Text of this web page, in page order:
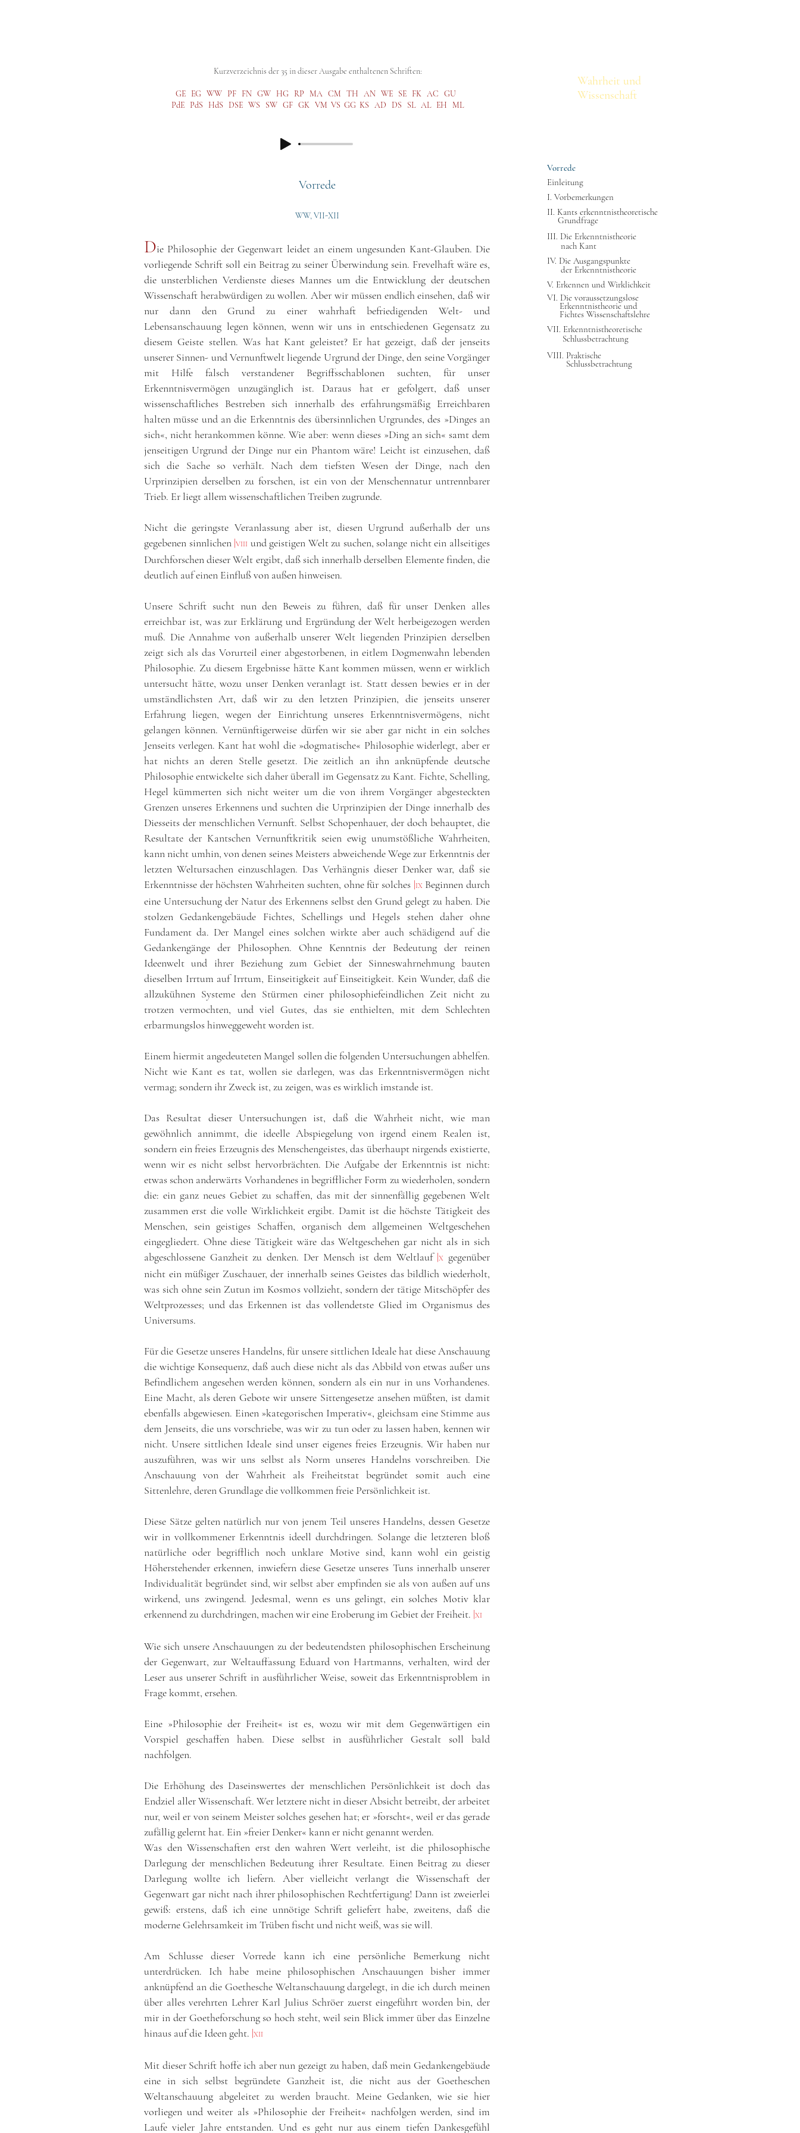
Kurzverzeichnis der 35 in dieser Ausgabe enthaltenen Schriften:
GE EG WW PF FN GW HG RP MA CM TH AN WE SE FK AC GU
PdE PdS HdS DSE WS SW GF GK VM VS GG KS AD DS SL AL EH ML
Wahrheit und
Wissenschaft
Vorrede
WW, VII-XII
Die Philosophie der Gegenwart leidet an einem ungesunden Kant-Glauben. Die
vorliegende Schrift soll ein Beitrag zu seiner Überwindung sein. Frevelhaft wäre es,
die unsterblichen Verdienste dieses Mannes um die Entwicklung der deutschen
Wissenschaft herabwürdigen zu wollen. Aber wir müssen endlich einsehen, daß wir
nur dann den Grund zu einer wahrhaft befriedigenden Welt- und
Lebensanschauung legen können, wenn wir uns in entschiedenen Gegensatz zu
diesem Geiste stellen. Was hat Kant geleistet? Er hat gezeigt, daß der jenseits
unserer Sinnen- und Vernunftwelt liegende Urgrund der Dinge, den seine Vorgänger
mit Hilfe falsch verstandener Begriffsschablonen suchten, für unser
Erkenntnisvermögen unzugänglich ist. Daraus hat er gefolgert, daß unser
wissenschaftliches Bestreben sich innerhalb des erfahrungsmäßig Erreichbaren
halten müsse und an die Erkenntnis des übersinnlichen Urgrundes, des »Dinges an
sich«, nicht herankommen könne. Wie aber: wenn dieses »Ding an sich« samt dem
jenseitigen Urgrund der Dinge nur ein Phantom wäre! Leicht ist einzusehen, daß
sich die Sache so verhält. Nach dem tiefsten Wesen der Dinge, nach den
Urprinzipien derselben zu forschen, ist ein von der Menschennatur untrennbarer
Trieb. Er liegt allem wissenschaftlichen Treiben zugrunde.
Nicht die geringste Veranlassung aber ist, diesen Urgrund außerhalb der uns
gegebenen sinnlichen |VIII und geistigen Welt zu suchen, solange nicht ein allseitiges
Durchforschen dieser Welt ergibt, daß sich innerhalb derselben Elemente finden, die
deutlich auf einen Einfluß von außen hinweisen.
Unsere Schrift sucht nun den Beweis zu führen, daß für unser Denken alles
erreichbar ist, was zur Erklärung und Ergründung der Welt herbeigezogen werden
muß. Die Annahme von außerhalb unserer Welt liegenden Prinzipien derselben
zeigt sich als das Vorurteil einer abgestorbenen, in eitlem Dogmenwahn lebenden
Philosophie. Zu diesem Ergebnisse hätte Kant kommen müssen, wenn er wirklich
untersucht hätte, wozu unser Denken veranlagt ist. Statt dessen bewies er in der
umständlichsten Art, daß wir zu den letzten Prinzipien, die jenseits unserer
Erfahrung liegen, wegen der Einrichtung unseres Erkenntnisvermögens, nicht
gelangen können. Vernünftigerweise dürfen wir sie aber gar nicht in ein solches
Jenseits verlegen. Kant hat wohl die »dogmatische« Philosophie widerlegt, aber er
hat nichts an deren Stelle gesetzt. Die zeitlich an ihn anknüpfende deutsche
Philosophie entwickelte sich daher überall im Gegensatz zu Kant. Fichte, Schelling,
Hegel kümmerten sich nicht weiter um die von ihrem Vorgänger abgesteckten
Grenzen unseres Erkennens und suchten die Urprinzipien der Dinge innerhalb des
Diesseits der menschlichen Vernunft. Selbst Schopenhauer, der doch behauptet, die
Resultate der Kantschen Vernunftkritik seien ewig unumstößliche Wahrheiten,
kann nicht umhin, von denen seines Meisters abweichende Wege zur Erkenntnis der
letzten Weltursachen einzuschlagen. Das Verhängnis dieser Denker war, daß sie
Erkenntnisse der höchsten Wahrheiten suchten, ohne für solches |IX Beginnen durch
eine Untersuchung der Natur des Erkennens selbst den Grund gelegt zu haben. Die
stolzen Gedankengebäude Fichtes, Schellings und Hegels stehen daher ohne
Fundament da. Der Mangel eines solchen wirkte aber auch schädigend auf die
Gedankengänge der Philosophen. Ohne Kenntnis der Bedeutung der reinen
Ideenwelt und ihrer Beziehung zum Gebiet der Sinneswahrnehmung bauten
dieselben Irrtum auf Irrtum, Einseitigkeit auf Einseitigkeit. Kein Wunder, daß die
allzukühnen Systeme den Stürmen einer philosophiefeindlichen Zeit nicht zu
trotzen vermochten, und viel Gutes, das sie enthielten, mit dem Schlechten
erbarmungslos hinweggeweht worden ist.
Einem hiermit angedeuteten Mangel sollen die folgenden Untersuchungen abhelfen.
Nicht wie Kant es tat, wollen sie darlegen, was das Erkenntnisvermögen nicht
vermag; sondern ihr Zweck ist, zu zeigen, was es wirklich imstande ist.
Das Resultat dieser Untersuchungen ist, daß die Wahrheit nicht, wie man
gewöhnlich annimmt, die ideelle Abspiegelung von irgend einem Realen ist,
sondern ein freies Erzeugnis des Menschengeistes, das überhaupt nirgends existierte,
wenn wir es nicht selbst hervorbrächten. Die Aufgabe der Erkenntnis ist nicht:
etwas schon anderwärts Vorhandenes in begrifflicher Form zu wiederholen, sondern
die: ein ganz neues Gebiet zu schaffen, das mit der sinnenfällig gegebenen Welt
zusammen erst die volle Wirklichkeit ergibt. Damit ist die höchste Tätigkeit des
Menschen, sein geistiges Schaffen, organisch dem allgemeinen Weltgeschehen
eingegliedert. Ohne diese Tätigkeit wäre das Weltgeschehen gar nicht als in sich
abgeschlossene Ganzheit zu denken. Der Mensch ist dem Weltlauf |X
gegenüber
nicht ein müßiger Zuschauer, der innerhalb seines Geistes das bildlich wiederholt,
was sich ohne sein Zutun im Kosmos vollzieht, sondern der tätige Mitschöpfer des
Weltprozesses; und das Erkennen ist das vollendetste Glied im Organismus des
Universums.
Für die Gesetze unseres Handelns, für unsere sittlichen Ideale hat diese Anschauung
die wichtige Konsequenz, daß auch diese nicht als das Abbild von etwas außer uns
Befindlichem angesehen werden können, sondern als ein nur in uns Vorhandenes.
Eine Macht, als deren Gebote wir unsere Sittengesetze ansehen müßten, ist damit
ebenfalls abgewiesen. Einen »kategorischen Imperativ«, gleichsam eine Stimme aus
dem Jenseits, die uns vorschriebe, was wir zu tun oder zu lassen haben, kennen wir
nicht. Unsere sittlichen Ideale sind unser eigenes freies Erzeugnis. Wir haben nur
auszuführen, was wir uns selbst als Norm unseres Handelns vorschreiben. Die
Anschauung von der Wahrheit als Freiheitstat begründet somit auch eine
Sittenlehre, deren Grundlage die vollkommen freie Persönlichkeit ist.
Diese Sätze gelten natürlich nur von jenem Teil unseres Handelns, dessen Gesetze
wir in vollkommener Erkenntnis ideell durchdringen. Solange die letzteren bloß
natürliche oder begrifflich noch unklare Motive sind, kann wohl ein geistig
Höherstehender erkennen, inwiefern diese Gesetze unseres Tuns innerhalb unserer
Individualität begründet sind, wir selbst aber empfinden sie als von außen auf uns
wirkend, uns zwingend. Jedesmal, wenn es uns gelingt, ein solches Motiv klar
erkennend zu durchdringen, machen wir eine Eroberung im Gebiet der Freiheit. |XI
Wie sich unsere Anschauungen zu der bedeutendsten philosophischen Erscheinung
der Gegenwart, zur Weltauffassung Eduard von Hartmanns, verhalten, wird der
Leser aus unserer Schrift in ausführlicher Weise, soweit das Erkenntnisproblem in
Frage kommt, ersehen.
Eine »Philosophie der Freiheit« ist es, wozu wir mit dem Gegenwärtigen ein
Vorspiel geschaffen haben. Diese selbst in ausführlicher Gestalt soll bald
nachfolgen.
Die Erhöhung des Daseinswertes der menschlichen Persönlichkeit ist doch das
Endziel aller Wissenschaft. Wer letztere nicht in dieser Absicht betreibt, der arbeitet
nur, weil er von seinem Meister solches gesehen hat; er »forscht«, weil er das gerade
zufällig gelernt hat. Ein »freier Denker« kann er nicht genannt werden.
Was den Wissenschaften erst den wahren Wert verleiht, ist die philosophische
Darlegung der menschlichen Bedeutung ihrer Resultate. Einen Beitrag zu dieser
Darlegung wollte ich liefern. Aber vielleicht verlangt die Wissenschaft der
Gegenwart gar nicht nach ihrer philosophischen Rechtfertigung! Dann ist zweierlei
gewiß: erstens, daß ich eine unnötige Schrift geliefert habe, zweitens, daß die
moderne Gelehrsamkeit im Trüben fischt und nicht weiß, was sie will.
Am Schlusse dieser Vorrede kann ich eine persönliche Bemerkung nicht
unterdrücken. Ich habe meine philosophischen Anschauungen bisher immer
anknüpfend an die Goethesche Weltanschauung dargelegt, in die ich durch meinen
über alles verehrten Lehrer Karl Julius Schröer zuerst eingeführt worden bin, der
mir in der Goetheforschung so hoch steht, weil sein Blick immer über das Einzelne
hinaus auf die Ideen geht. |XII
Mit dieser Schrift hoffe ich aber nun gezeigt zu haben, daß mein Gedankengebäude
eine in sich selbst begründete Ganzheit ist, die nicht aus der Goetheschen
Weltanschauung abgeleitet zu werden braucht. Meine Gedanken, wie sie hier
vorliegen und weiter als »Philosophie der Freiheit« nachfolgen werden, sind im
Laufe vieler Jahre entstanden. Und es geht nur aus einem tiefen Dankesgefühl
Vorrede
Einleitung
I. Vorbemerkungen
Grundfrage
II. Kants erkenntnistheoretische
nach Kant
III. Die Erkenntnistheorie
der Erkenntnistheorie
IV. Die Ausgangspunkte
V. Erkennen und Wirklichkeit
Fichtes Wissenschaftslehre
Erkenntnistheorie und
VI. Die voraussetzungslose
Schlussbetrachtung
VII. Erkenntnistheoretische
Schlussbetrachtung
VIII. Praktische